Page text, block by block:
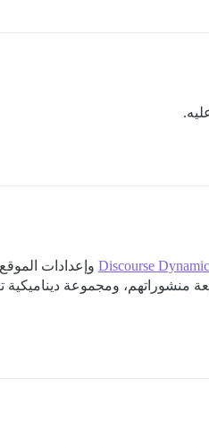
Discourse وإعدادات
ومجموعة ديناميكية